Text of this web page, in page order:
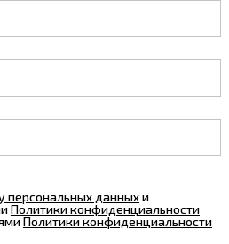
персональных данныхи
Политики конфиденциальности
Политики конфиденциальности